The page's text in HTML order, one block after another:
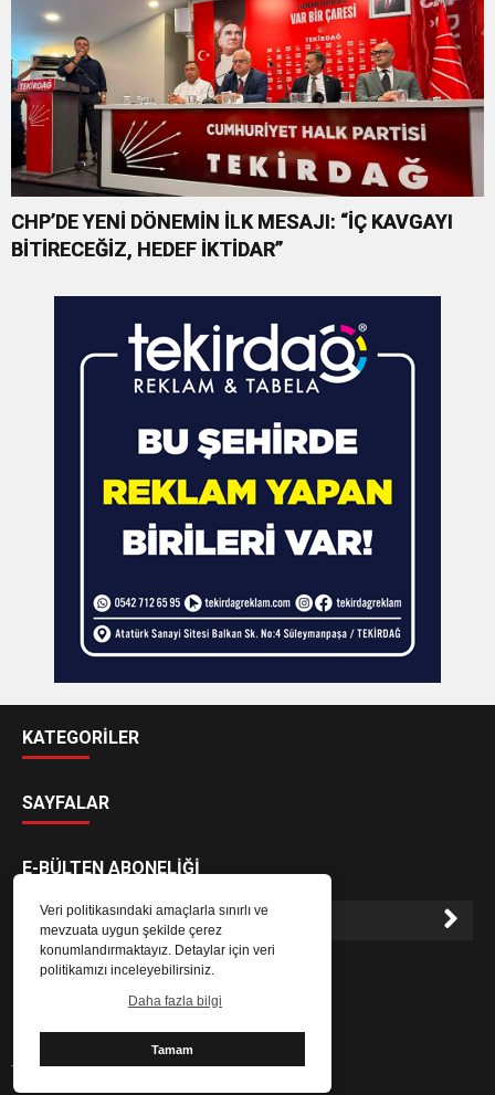
Veri politikasındaki amaçlarla sınırlı ve
mevzuata uygun şekilde çerez
konumlandırmaktayız. Detaylar için veri
politikamızı inceleyebilirsiniz.
Daha fazla bilgi
Tamam
CHP’DE YENİ DÖNEMİN İLK MESAJI: “İÇ KAVGAYI
BİTİRECEĞİZ, HEDEF İKTİDAR”
KATEGORİLER
SAYFALAR
E-BÜLTEN ABONELİĞİ
E-Bülten aboneliği ile haberlere daha hızlı erişin.
Tekirdağ Canlı Haber